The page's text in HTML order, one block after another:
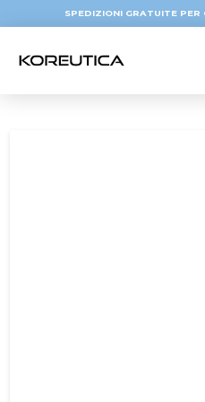
SPEDIZIONI GRATUITE PER